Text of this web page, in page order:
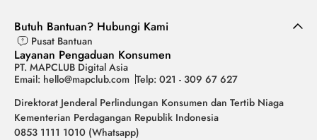
Butuh Bantuan? Hubungi Kami
Pusat Bantuan
Layanan Pengaduan Konsumen
PT. MAPCLUB Digital Asia
Email: hello@mapclub.com Telp: 021 - 309 67 627
Direktorat Jenderal Perlindungan Konsumen dan Tertib Niaga
Kementerian Perdagangan Republik Indonesia
0853 1111 1010 (Whatsapp)